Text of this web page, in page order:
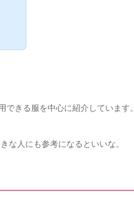
きる服を中心に紹介しています。
な人にも参考になるといいな。